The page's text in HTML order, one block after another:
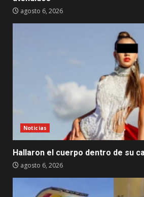
agosto 6, 2026
Noticias
Hallaron el cuerpo dentro de su
agosto 6, 2026